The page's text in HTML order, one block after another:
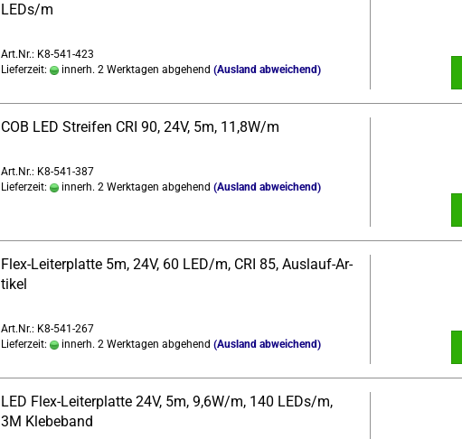
LEDs/m
Art.Nr.: K8-541-423
Lieferzeit:
innerh. 2 Werktagen abgehend (Ausland abweichend)
COB LED Strei­fen CRI 90, 24V, 5m, 11,8W/m
Art.Nr.: K8-541-387
Lieferzeit:
innerh. 2 Werktagen abgehend (Ausland abweichend)
Flex-​Lei­ter­plat­te 5m, 24V, 60 LED/m, CRI 85, Auslauf-​​Ar­
ti­kel
Art.Nr.: K8-541-267
Lieferzeit:
innerh. 2 Werktagen abgehend (Ausland abweichend)
LED Flex-​Lei­ter­plat­te 24V, 5m, 9,6W/m, 140 LEDs/m,
3M Kle­be­band